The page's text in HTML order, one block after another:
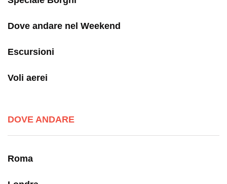
Dove andare nel Weekend
Escursioni
Voli aerei
DOVE ANDARE
Roma